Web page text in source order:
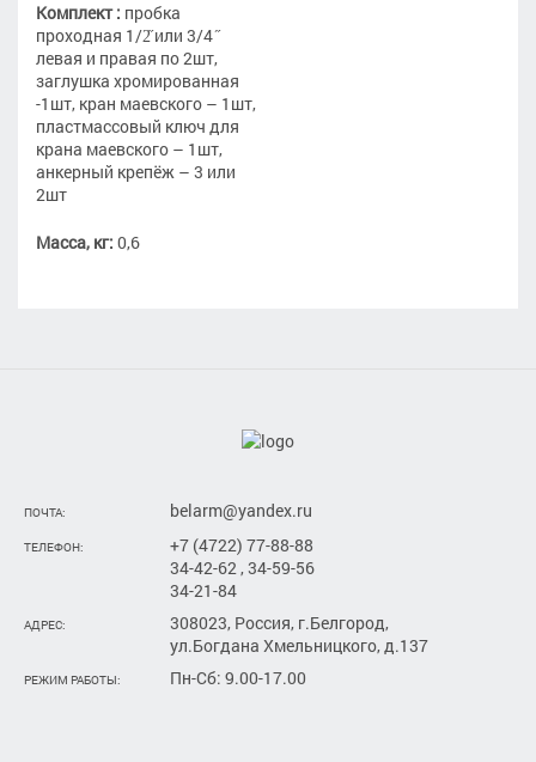
Комплект : пробка
проходная 1/2̋ или 3/4 ̋
левая и правая по 2шт,
заглушка хромированная
-1шт, кран маевского – 1шт,
пластмассовый ключ для
крана маевского – 1шт,
анкерный крепёж – 3 или
2шт
Масса, кг: 0,6
ПОЧТА: belarm@yandex.ru
ТЕЛЕФОН:
+7 (4722) 77-88-88
34-42-62 , 34-59-56
34-21-84
АДРЕС:
308023, Россия, г.Белгород,
ул.Богдана Хмельницкого, д.137
РЕЖИМ РАБОТЫ: Пн-Сб: 9.00-17.00